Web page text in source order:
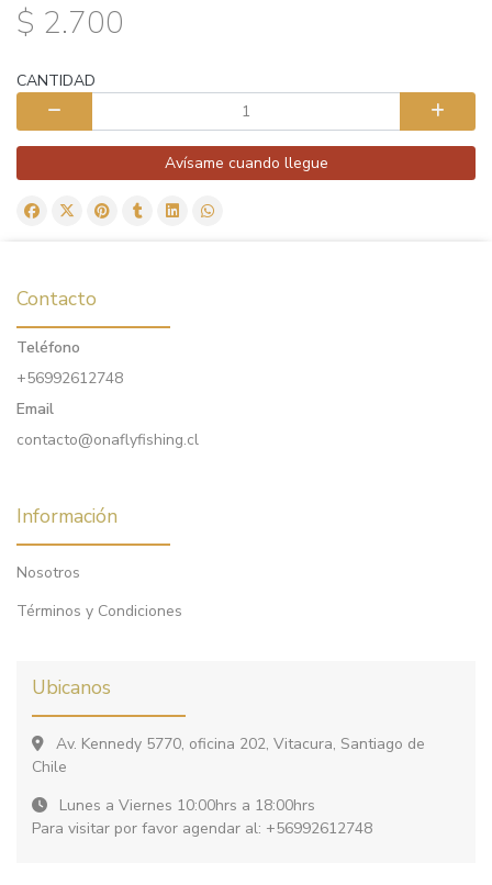
$ 2.700
CANTIDAD
Avísame cuando llegue
Contacto
Teléfono
+56992612748
Email
contacto@onaflyfishing.cl
Información
Nosotros
Términos y Condiciones
Ubicanos
Av. Kennedy 5770, oficina 202, Vitacura, Santiago de
Chile
Lunes a Viernes 10:00hrs a 18:00hrs
Para visitar por favor agendar al: +56992612748